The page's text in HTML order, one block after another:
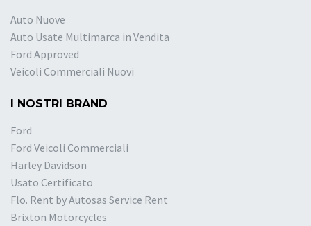
Auto Nuove
Auto Usate Multimarca in Vendita
Ford Approved
Veicoli Commerciali Nuovi
I NOSTRI BRAND
Ford
Ford Veicoli Commerciali
Harley Davidson
Usato Certificato
Flo. Rent by Autosas Service Rent
Brixton Motorcycles